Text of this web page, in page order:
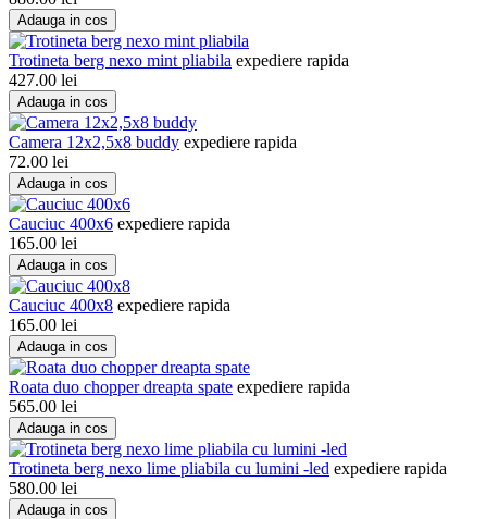
Adauga in cos
Trotineta berg nexo mint pliabila expediere rapida
427.00 lei
Adauga in cos
Camera 12x2,5x8 buddy expediere rapida
72.00 lei
Adauga in cos
Cauciuc 400x6 expediere rapida
165.00 lei
Adauga in cos
Cauciuc 400x8 expediere rapida
165.00 lei
Adauga in cos
Roata duo chopper dreapta spate expediere rapida
565.00 lei
Adauga in cos
Trotineta berg nexo lime pliabila cu lumini -led expediere rapida
580.00 lei
Adauga in cos